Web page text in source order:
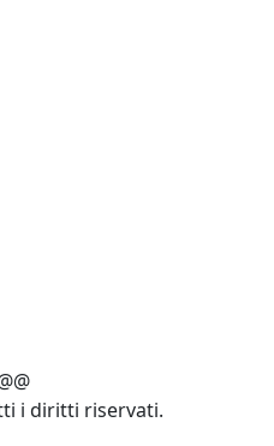
i diritti riservati.